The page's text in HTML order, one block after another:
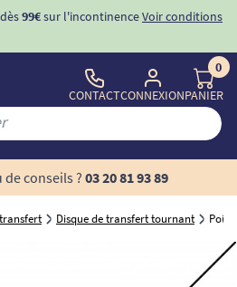
99€sur l'incontinenceVoir conditions
CONTACTCONNEXION
0
PANIER
conseils ? 03 20 81 93 89
Disque de transfert tournant